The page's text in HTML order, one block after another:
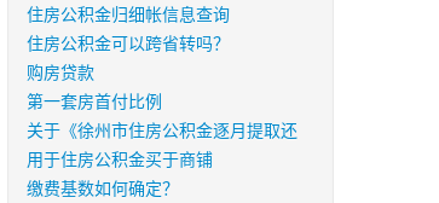
住房公积金归细帐信息查询
住房公积金可以跨省转吗？
购房贷款
第一套房首付比例
关于《徐州市住房公积金逐月提取还
用于住房公积金买于商铺
缴费基数如何确定？